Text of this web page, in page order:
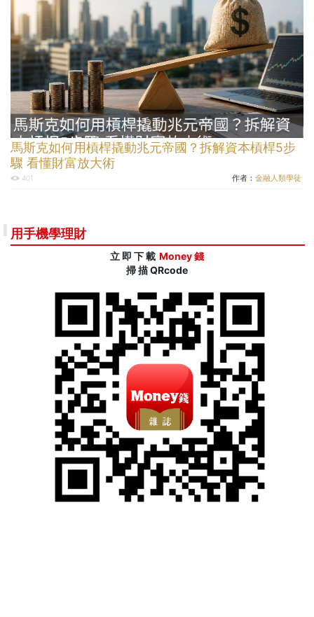
馬斯克如何用槓桿撬動兆元帝國？拆解資本槓桿5步
驟 看懂財富放大術
401 作者： 金融人類學徒
用手機學理財
立 即 下 載 Money 錢
掃 描 QRcode